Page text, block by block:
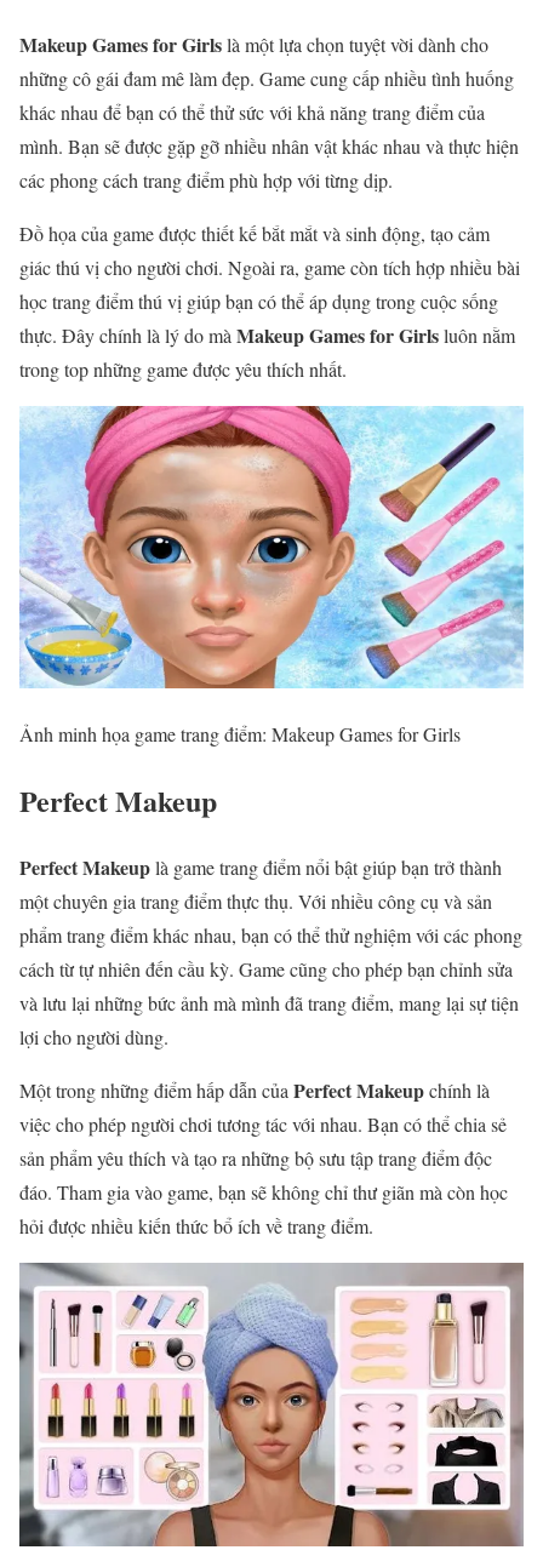
Makeup Games for Girlslà một lựa chọn tuyệt vời dành cho
những cô gái đam mê làm đẹp. Game cung cấp nhiều tình huống
khác nhau để bạn có thể thử sức với khả năng trang điểm của
mình. Bạn sẽ được gặp gỡ nhiều nhân vật khác nhau và thực hiện
các phong cách trang điểm phù hợp với từng dịp.
Đồ họa của game được thiết kế bắt mắt và sinh động, tạo cảm
giác thú vị cho người chơi. Ngoài ra, game còn tích hợp nhiều bài
học trang điểm thú vị giúp bạn có thể áp dụng trong cuộc sống
thực. Đây chính là lý do mà Makeup Games for Girlsluôn nằm
trong top những game được yêu thích nhất.
Ảnh minh họa game trang điểm: Makeup Games for Girls
Perfect Makeup
Perfect Makeuplà game trang điểm nổi bật giúp bạn trở thành
một chuyên gia trang điểm thực thụ. Với nhiều công cụ và sản
phẩm trang điểm khác nhau, bạn có thể thử nghiệm với các phong
cách từ tự nhiên đến cầu kỳ. Game cũng cho phép bạn chỉnh sửa
và lưu lại những bức ảnh mà mình đã trang điểm, mang lại sự tiện
lợi cho người dùng.
Một trong những điểm hấp dẫn của Perfect Makeupchính là
việc cho phép người chơi tương tác với nhau. Bạn có thể chia sẻ
sản phẩm yêu thích và tạo ra những bộ sưu tập trang điểm độc
đáo. Tham gia vào game, bạn sẽ không chỉ thư giãn mà còn học
hỏi được nhiều kiến thức bổ ích về trang điểm.